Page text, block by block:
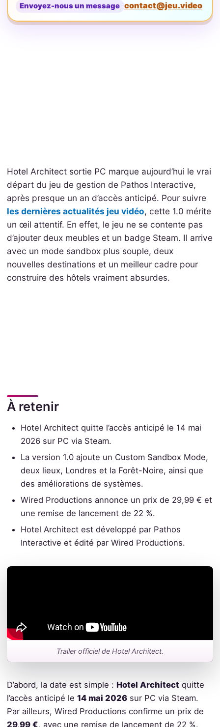
Envoyez-nous un message contact@jeu.video
Hotel Architect sortie PC marque aujourd’hui le vrai
départ du jeu de gestion de Pathos Interactive,
après presque un an d’accès anticipé. Pour suivre
les dernières actualités jeu vidéo, cette 1.0 mérite
un œil attentif. En effet, le jeu ne se contente pas
d’ajouter deux meubles et un badge Steam. Il arrive
avec un mode sandbox plus souple, deux
nouvelles destinations et un meilleur cadre pour
construire des hôtels vraiment absurdes.
À retenir
Hotel Architect quitte l’accès anticipé le 14 mai
2026 sur PC via Steam.
La version 1.0 ajoute un Custom Sandbox Mode,
deux lieux, Londres et la Forêt-Noire, ainsi que
des améliorations de systèmes.
Wired Productions annonce un prix de 29,99 € et
une remise de lancement de 22 %.
Hotel Architect est développé par Pathos
Interactive et édité par Wired Productions.
Trailer officiel de Hotel Architect.
D’abord, la date est simple : Hotel Architect quitte
l’accès anticipé le 14 mai 2026sur PC via Steam.
Par ailleurs, Wired Productions confirme un prix de
29,99 €, avec une remise de lancement de 22 %.